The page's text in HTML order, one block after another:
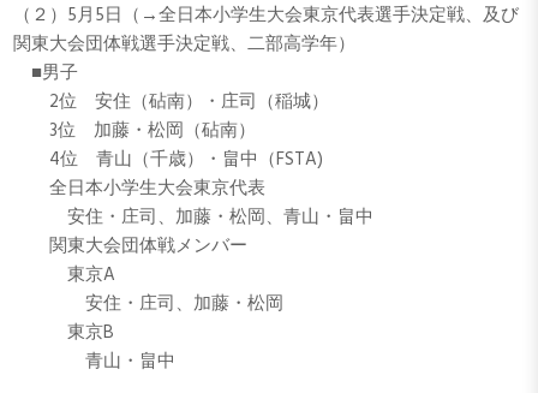
（２）5月5日（→全日本小学生大会東京代表選手決定戦、及び
関東大会団体戦選手決定戦、二部高学年）
■男子
2位 安住（砧南）・庄司（稲城）
3位 加藤・松岡（砧南）
4位 青山（千歳）・畠中（FSTA)
全日本小学生大会東京代表
安住・庄司、加藤・松岡、青山・畠中
関東大会団体戦メンバー
東京A
安住・庄司、加藤・松岡
東京B
青山・畠中